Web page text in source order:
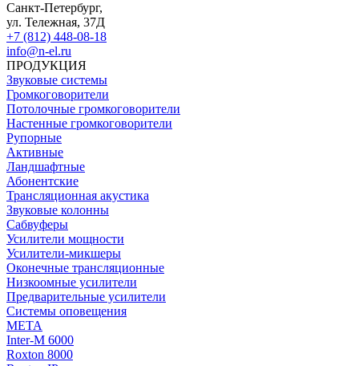
Санкт-Петербург,
ул. Тележная, 37Д
+7 (812) 448-08-18
info@n-el.ru
ПРОДУКЦИЯ
Звуковые системы
Громкоговорители
Потолочные громкоговорители
Настенные громкоговорители
Рупорные
Активные
Ландшафтные
Абонентские
Трансляционная акустика
Звуковые колонны
Сабвуферы
Усилители мощности
Усилители-микшеры
Оконечные трансляционные
Низкоомные усилители
Предварительные усилители
Системы оповещения
МЕТА
Inter-M 6000
Roxton 8000